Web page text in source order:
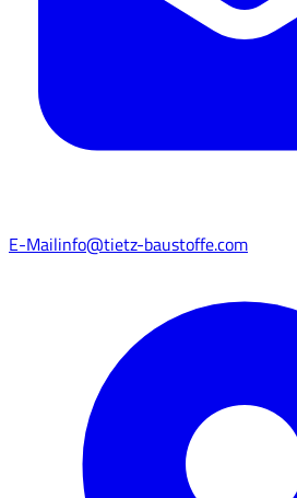
E-Mailinfo@tietz-baustoffe.com